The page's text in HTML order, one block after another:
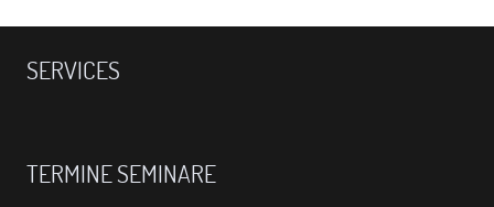
SERVICES
TERMINE SEMINARE